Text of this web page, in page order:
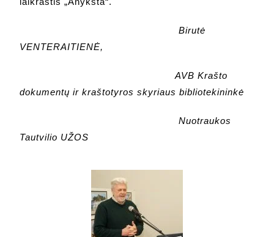
Birutė
VENTERAITIENĖ,
AVB Krašto
dokumentų ir kraštotyros skyriaus bibliotekininkė
Nuotraukos
Tautvilio UŽOS